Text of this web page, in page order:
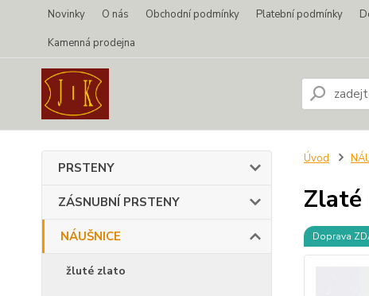
Novinky O nás Obchodní podmínky Platební podmínky
Kamenná prodejna
PRSTENY
ZÁSNUBNÍ PRSTENY
NÁUŠNICE
žluté zlato
Úvod
Zlaté
Doprava